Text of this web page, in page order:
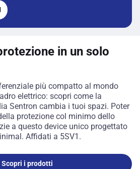
in un solo
più compatto al mondo
elettrico: scopri come la
Sentron cambia i tuoi spazi. Poter
protezione col minimo dello
a questo device unico progettato
Affidati a 5SV1.
Scopri i prodotti